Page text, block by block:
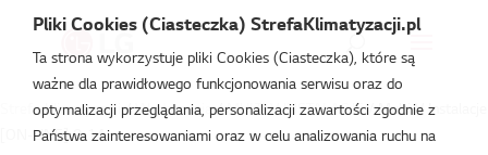
Strefa Klimatyzacji /Wydarzenia/MULTI V INSTALACJE/Multi V Instalacje
[ON-LINE] 9-14
Pliki Cookies (Ciasteczka) StrefaKlimatyzacji.pl
Ta strona wykorzystuje pliki Cookies (Ciasteczka), które są
ważne dla prawidłowego funkcjonowania serwisu oraz do
optymalizacji przeglądania, personalizacji zawartości zgodnie z
Państwa zainteresowaniami oraz w celu analizowania ruchu na